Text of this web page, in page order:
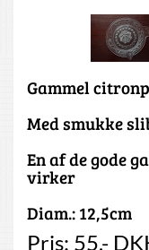
Gammel
Med smukke
En af de gode
virker
Diam.: 12,5cm
Pris: 55,-